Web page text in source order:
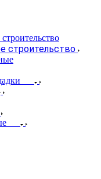
строительство